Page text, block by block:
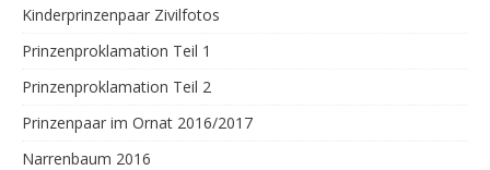
Kinderprinzenpaar Zivilfotos
Prinzenproklamation Teil 1
Prinzenproklamation Teil 2
Prinzenpaar im Ornat 2016/2017
Narrenbaum 2016